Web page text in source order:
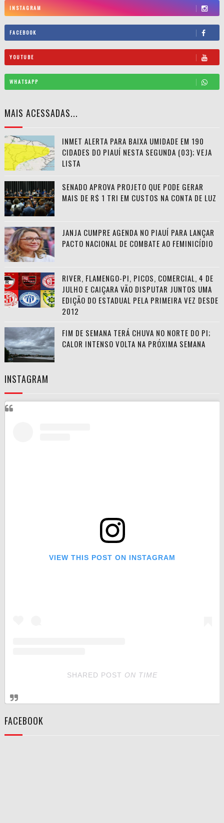
INSTAGRAM
FACEBOOK
YOUTUBE
WHATSAPP
MAIS ACESSADAS...
INMET ALERTA PARA BAIXA UMIDADE EM 190
CIDADES DO PIAUÍ NESTA SEGUNDA (03); VEJA
LISTA
SENADO APROVA PROJETO QUE PODE GERAR
MAIS DE R$ 1 TRI EM CUSTOS NA CONTA DE LUZ
JANJA CUMPRE AGENDA NO PIAUÍ PARA LANÇAR
PACTO NACIONAL DE COMBATE AO FEMINICÍDIO
RIVER, FLAMENGO-PI, PICOS, COMERCIAL, 4 DE
JULHO E CAIÇARA VÃO DISPUTAR JUNTOS UMA
EDIÇÃO DO ESTADUAL PELA PRIMEIRA VEZ DESDE
2012
FIM DE SEMANA TERÁ CHUVA NO NORTE DO PI;
CALOR INTENSO VOLTA NA PRÓXIMA SEMANA
INSTAGRAM
VIEW THIS POST ON INSTAGRAM
SHARED POST ON TIME
FACEBOOK